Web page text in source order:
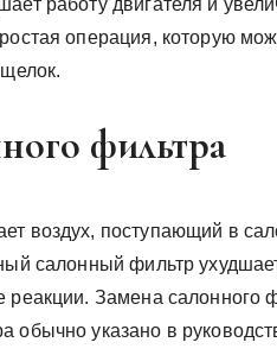
работу двигателя и
операция, которую
фильтра
воздух, поступающий в
салонный фильтр
реакции. Замена салонного
обычно указано в